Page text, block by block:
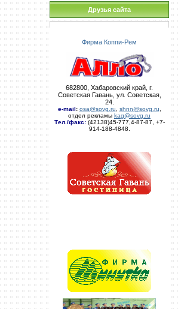
Друзья сайта
Фирма Коппи-Рем
682800, Хабаровский край, г.
Советская Гавань, ул. Советская,
24.
e-mail: osa@sovg.ru shnn@sovg.ru
отдел рекламы kag@sovg.ru
Тел./факс:(42138)45-777,4-87-87, +7-
914-188-4848.